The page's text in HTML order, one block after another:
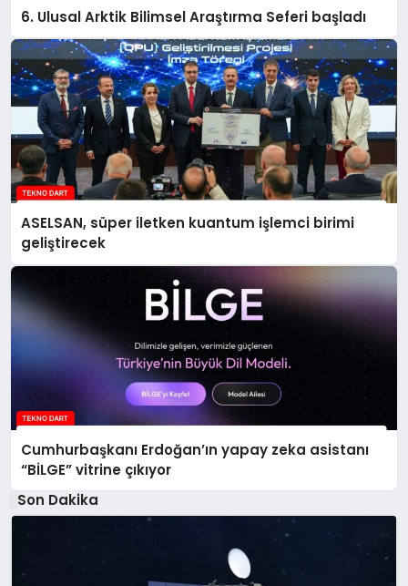
6. Ulusal Arktik Bilimsel Araştırma Seferi başladı
ASELSAN, süper iletken kuantum işlemci birimi
geliştirecek
Cumhurbaşkanı Erdoğan’ın yapay zeka asistanı
“BİLGE” vitrine çıkıyor
Son Dakika